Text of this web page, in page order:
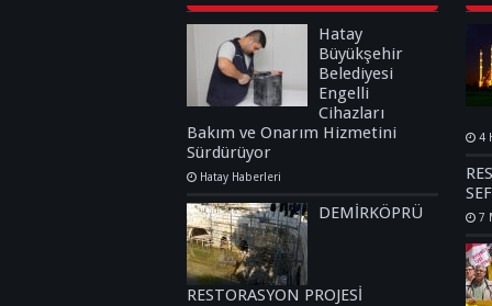
Hatay
Büyükşehir
Belediyesi
Engelli
Cihazları
Bakım ve Onarım Hizmetini
Sürdürüyor
Hatay Haberleri
DEMİRKÖPRÜ
RESTORASYON PROJESİ
4
7